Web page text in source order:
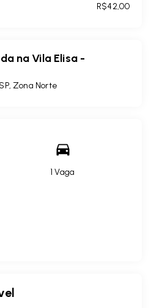
R$42,00
na Vila Elisa -
Zona Norte
1 Vaga